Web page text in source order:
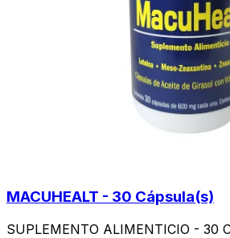
MACUHEALT - 30 Cápsula(s)
SUPLEMENTO ALIMENTICIO - 30